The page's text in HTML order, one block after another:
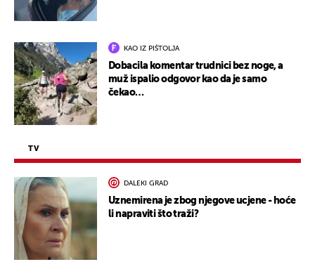
KAO IZ PIŠTOLJA
Dobacila komentar trudnici bez noge, a
muž ispalio odgovor kao da je samo
čekao…
TV
DALEKI GRAD
Uznemirena je zbog njegove ucjene - hoće
li napraviti što traži?